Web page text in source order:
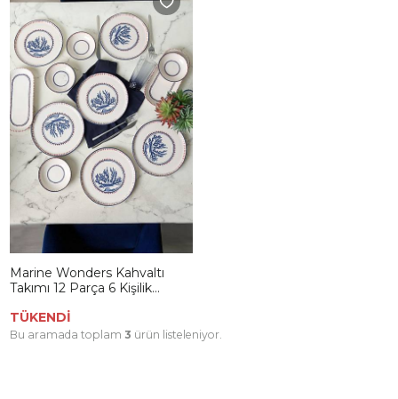
Marine Wonders Kahvaltı
Takımı 12 Parça 6 Kişilik
TÜKENDİ
Bu aramada toplam 3 ürün listeleniyor.